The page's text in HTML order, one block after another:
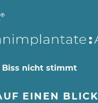
Biss nicht stimmt
EINEN BLICK